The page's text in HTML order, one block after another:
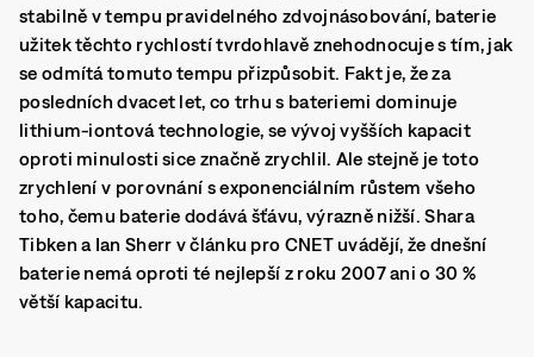
stabilně v tempu pravidelného zdvojnásobování, baterie
užitek těchto rychlostí tvrdohlavě znehodnocuje s tím, jak
se odmítá tomuto tempu přizpůsobit. Fakt je, že za
posledních dvacet let, co trhu s bateriemi dominuje
lithium-iontová technologie, se vývoj vyšších kapacit
oproti minulosti sice značně zrychlil. Ale stejně je toto
zrychlení v porovnání s exponenciálním růstem všeho
toho, čemu baterie dodává šťávu, výrazně nižší. Shara
Tibken a Ian Sherr v článku pro CNET uvádějí, že dnešní
baterie nemá oproti té nejlepší z roku 2007 ani o 30 %
větší kapacitu.